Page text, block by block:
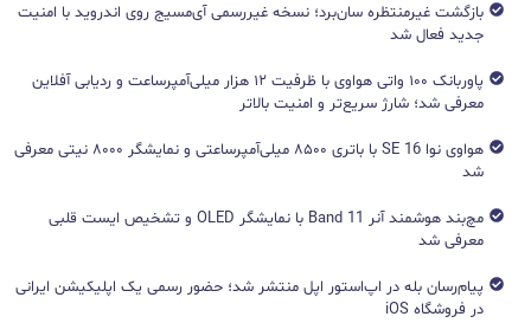
بازگشت غیرمنتظره سان‌برد؛ نسخه غیررسمی آی‌مسیج روی اندروید با امنیت
جدید فعال شد
پاوربانک ۱۰۰ واتی هواوی با ظرفیت ۱۲ هزار میلی‌آمپرساعت و ردیابی آفلاین
معرفی شد؛ شارژ سریع‌تر و امنیت بالاتر
هواوی نوا 16 SE با باتری ۸۵۰۰ میلی‌آمپرساعتی و نمایشگر ۸۰۰۰ نیتی معرفی
شد
مچ‌بند هوشمند آنر Band 11 با نمایشگر OLED و تشخیص ایست قلبی
معرفی شد
پیام‌رسان بله در اپ‌استور اپل منتشر شد؛ حضور رسمی یک اپلیکیشن ایرانی
در فروشگاه iOS